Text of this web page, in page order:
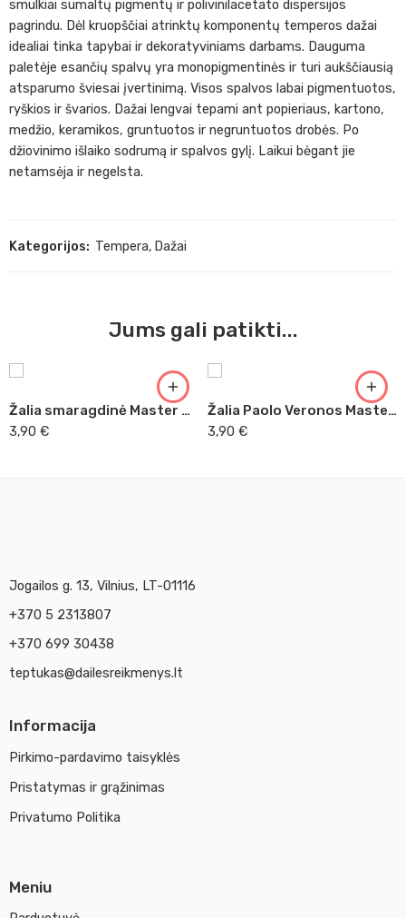
smulkiai sumaltų pigmentų ir polivinilacetato dispersijos
pagrindu. Dėl kruopščiai atrinktų komponentų temperos dažai
idealiai tinka tapybai ir dekoratyviniams darbams. Dauguma
paletėje esančių spalvų yra monopigmentinės ir turi aukščiausią
atsparumo šviesai įvertinimą. Visos spalvos labai pigmentuotos,
ryškios ir švarios. Dažai lengvai tepami ant popieriaus, kartono,
medžio, keramikos, gruntuotos ir negruntuotos drobės. Po
džiovinimo išlaiko sodrumą ir spalvos gylį. Laikui bėgant jie
netamsėja ir negelsta.
Kategorijos: Tempera, Dažai
Jums gali patikti...
Žalia smaragdinė Master Acrilic, 60ml (34)
3,90 €
Žalia Paolo Veronos Master Acrilic, 60ml (33)
3,90 €
Jogailos g. 13, Vilnius, LT-01116
+370 5 2313807
+370 699 30438
teptukas@dailesreikmenys.lt
Informacija
Pirkimo-pardavimo taisyklės
Pristatymas ir grąžinimas
Privatumo Politika
Meniu